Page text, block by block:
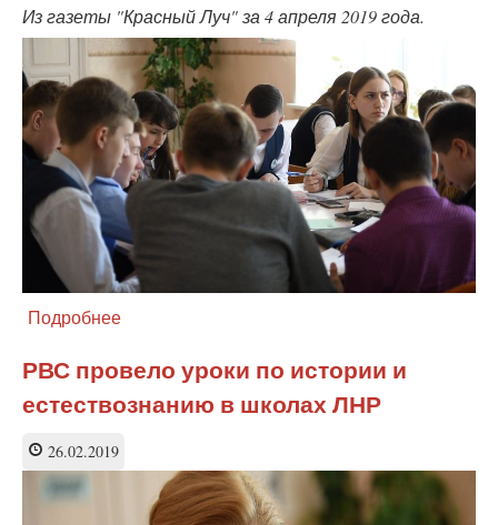
Красного
Луча
(ЛНР)
Из газеты "Красный Луч" за 4 апреля 2019 года.
Подробнее
на
тему
«Город-
Оборона
Заполярья
РВС провело уроки по истории и
естествознанию в школах ЛНР
26.02.2019